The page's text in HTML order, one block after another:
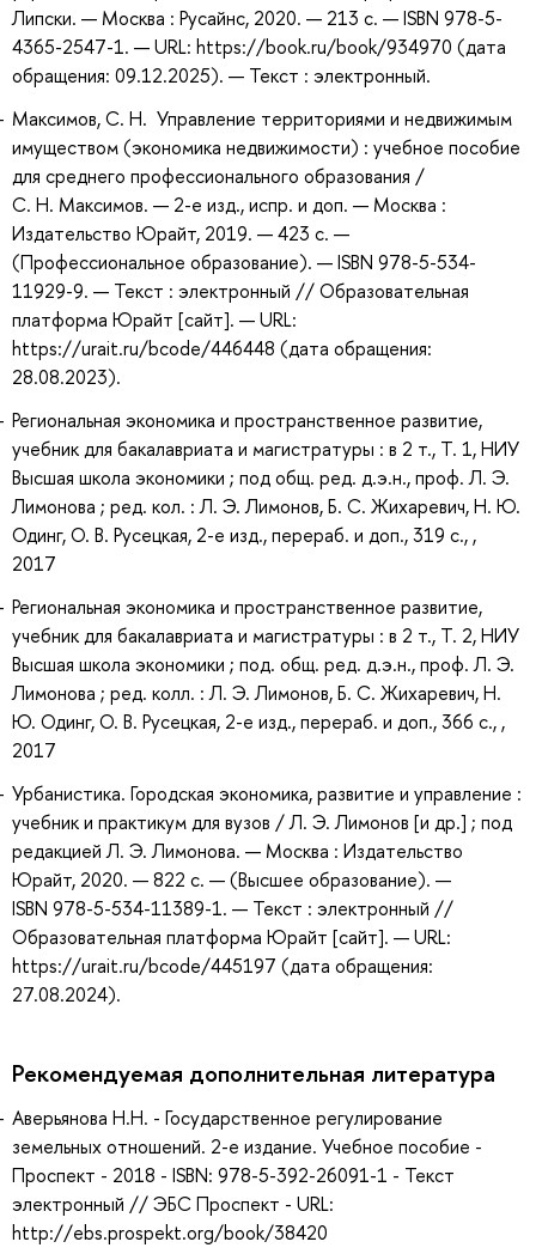
Липски. — Москва : Русайнс, 2020. — 213 с. — ISBN 978-5-
4365-2547-1. — URL: https://book.ru/book/934970 (дата
обращения: 09.12.2025). — Текст : электронный.
Максимов, С. Н. Управление территориями и недвижимым
имуществом (экономика недвижимости) : учебное пособие
для среднего профессионального образования /
С. Н. Максимов. — 2-е изд., испр. и доп. — Москва :
Издательство Юрайт, 2019. — 423 с. —
(Профессиональное образование). — ISBN 978-5-534-
11929-9. — Текст : электронный // Образовательная
платформа Юрайт [сайт]. — URL:
https://urait.ru/bcode/446448 (дата обращения:
28.08.2023).
Региональная экономика и пространственное развитие,
учебник для бакалавриата и магистратуры : в 2 т., Т. 1, НИУ
Высшая школа экономики ; под общ. ред. д.э.н., проф. Л. Э.
Лимонова ; ред. кол. : Л. Э. Лимонов, Б. С. Жихаревич, Н. Ю.
Одинг, О. В. Русецкая, 2-е изд., перераб. и доп., 319 с., ,
2017
Региональная экономика и пространственное развитие,
учебник для бакалавриата и магистратуры : в 2 т., Т. 2, НИУ
Высшая школа экономики ; под. общ. ред. д.э.н., проф. Л. Э.
Лимонова ; ред. колл. : Л. Э. Лимонов, Б. С. Жихаревич, Н.
Ю. Одинг, О. В. Русецкая, 2-е изд., перераб. и доп., 366 с., ,
2017
Урбанистика. Городская экономика, развитие и управление :
учебник и практикум для вузов / Л. Э. Лимонов [и др.] ; под
редакцией Л. Э. Лимонова. — Москва : Издательство
Юрайт, 2020. — 822 с. — (Высшее образование). —
ISBN 978-5-534-11389-1. — Текст : электронный //
Образовательная платформа Юрайт [сайт]. — URL:
https://urait.ru/bcode/445197 (дата обращения:
27.08.2024).
Рекомендуемая дополнительная литература
Аверьянова Н.Н. - Государственное регулирование
земельных отношений. 2-е издание. Учебное пособие -
Проспект - 2018 - ISBN: 978-5-392-26091-1 - Текст
электронный // ЭБС Проспект - URL:
http://ebs.prospekt.org/book/38420